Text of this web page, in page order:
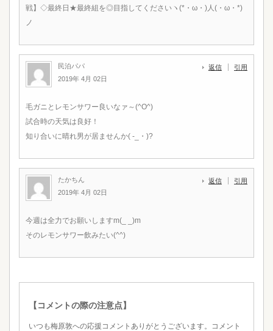
戦】◇最終日★最終組を◎目指してくださいヽ(*・ω・)人(・ω・*)
ノ
民泊パパ
2019年 4月 02日
返信 引用
毛ガニとレモンサワー良いなァ～(^O^)
試合時の天気は良好！
知り合いに晴れ男が居ませんか( -_・)?
たかちん
2019年 4月 02日
返信 引用
今週は全力でお願いしますm(_ _)m
そのレモンサワー飲みたい(^^)
【コメントの際の注意点】
いつも梅原敦への応援コメントありがとうございます。コメント